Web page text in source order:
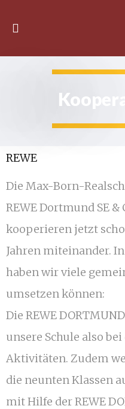
REWE
Die Max-Born-
REWE Dortmund SE &
kooperieren jetzt
Jahren miteinander.
haben wir viele
umsetzen können:
Die REWE
unsere Schule also
Aktivitäten. Zudem
die neunten Klassen
mit Hilfe der REWE